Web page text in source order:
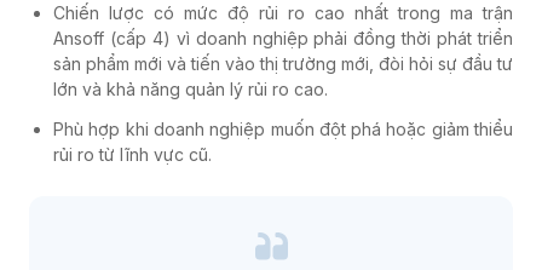
Chiến lược có mức độ rủi ro cao nhất trong ma trận
Ansoff (cấp 4) vì doanh nghiệp phải đồng thời phát triển
sản phẩm mới và tiến vào thị trường mới, đòi hỏi sự đầu tư
lớn và khả năng quản lý rủi ro cao.
Phù hợp khi doanh nghiệp muốn đột phá hoặc giảm thiểu
rủi ro từ lĩnh vực cũ.